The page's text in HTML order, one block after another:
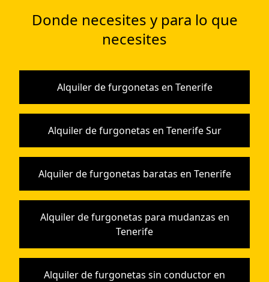
Donde necesites y para lo que
necesites
Alquiler de furgonetas en Tenerife
Alquiler de furgonetas en Tenerife Sur
Alquiler de furgonetas baratas en Tenerife
Alquiler de furgonetas para mudanzas en
Tenerife
Alquiler de furgonetas sin conductor en